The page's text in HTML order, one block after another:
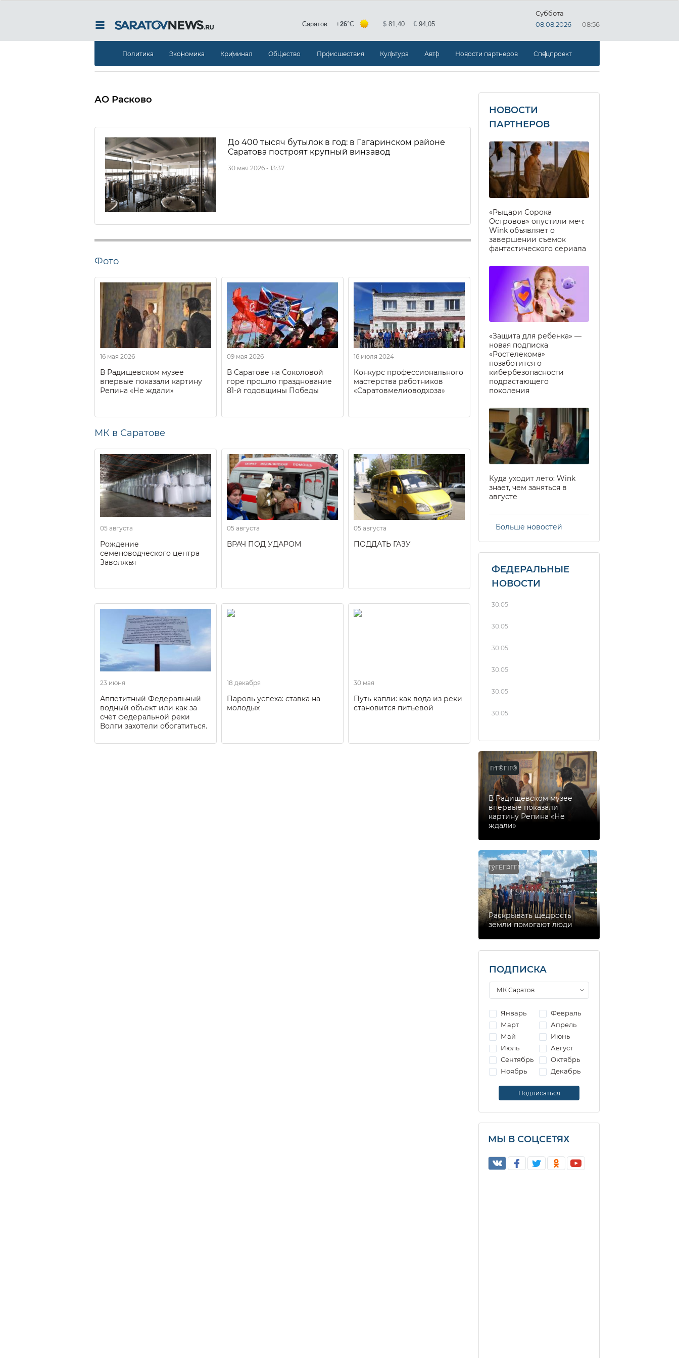
Суббота
08.08.2026
08:56
Политика Экономика Криминал Общество Происшествия Культура Авто Новости партнеров Спецпроект
АО Расково
До 400 тысяч бутылок в год: в Гагаринском районе
Саратова построят крупный винзавод
30 мая 2026 - 13:37
Фото
16 мая 2026
В Радищевском музее
впервые показали картину
Репина «Не ждали»
09 мая 2026
В Саратове на Соколовой
горе прошло празднование
81-й годовщины Победы
16 июля 2024
Конкурс профессионального
мастерства работников
«Саратовмелиоводхоза»
МК в Саратове
05 августа
Рождение
семеноводческого центра
Заволжья
05 августа
ВРАЧ ПОД УДАРОМ
05 августа
ПОДДАТЬ ГАЗУ
23 июня
Аппетитный Федеральный
водный объект или как за
счёт федеральной реки
Волги захотели обогатиться.
18 декабря
Пароль успеха: ставка на
молодых
30 мая
Путь капли: как вода из реки
становится питьевой
НОВОСТИ
ПАРТНЕРОВ
«Рыцари Сорока
Островов» опустили меч:
Wink объявляет о
завершении съемок
фантастического сериала
«Защита для ребенка» —
новая подписка
«Ростелекома»
позаботится о
кибербезопасности
подрастающего
поколения
Куда уходит лето: Wink
знает, чем заняться в
августе
Больше новостей
ФЕДЕРАЛЬНЫЕ
НОВОСТИ
30.05
30.05
30.05
30.05
30.05
30.05
ГґГ®ГІГ®
В Радищевском музее
впервые показали
картину Репина «Не
ждали»
ГўГЁГ¤ГҐГ®
Раскрывать щедрость
земли помогают люди
ПОДПИСКА
Январь
Февраль
Март
Апрель
Май
Июнь
Июль
Август
Сентябрь
Октябрь
Ноябрь
Декабрь
МЫ В СОЦСЕТЯХ